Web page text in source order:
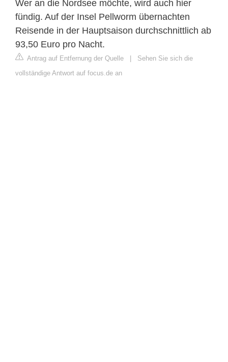
Wer an die Nordsee möchte, wird auch hier
fündig. Auf der Insel Pellworm übernachten
Reisende in der Hauptsaison durchschnittlich ab
93,50 Euro pro Nacht.
Antrag auf Entfernung der Quelle | Sehen Sie sich die
vollständige Antwort auf focus.de an